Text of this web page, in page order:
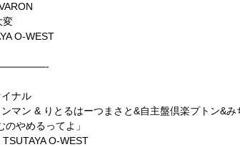
変
O-WEST
ナル
マン & りとるはーつまさと&自主盤倶楽プトン&み
のやめるってよ」
O-WEST